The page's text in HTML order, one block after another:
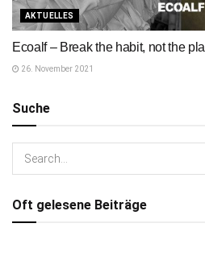
AKTUELLES
Ecoalf – Break the habit, not the
26. November 2021
Suche
Oft gelesene Beiträge